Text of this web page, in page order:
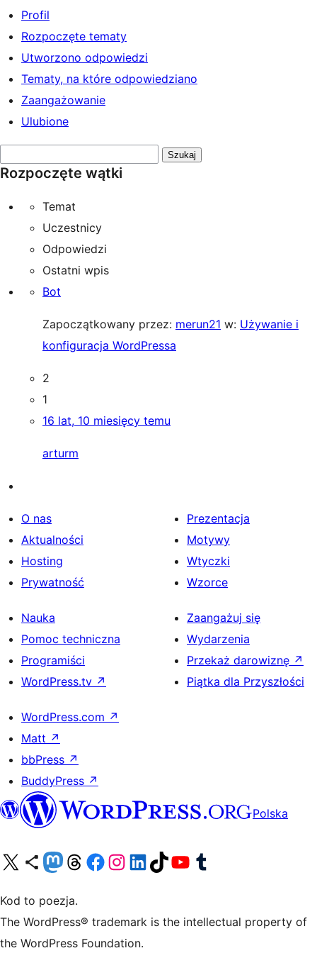
Profil
Rozpoczęte tematy
Utworzono odpowiedzi
Tematy, na które odpowiedziano
Zaangażowanie
Ulubione
tematy:
Rozpoczęte wątki
Temat
Uczestnicy
Odpowiedzi
Ostatni wpis
Bot
Zapoczątkowany przez: merun21 w: Używanie i
konfiguracja WordPressa
2
1
16 lat, 10 miesięcy temu
arturm
O nas
Aktualności
Hosting
Prywatność
Prezentacja
Motywy
Wtyczki
Wzorce
Nauka
Pomoc techniczna
Programiści
WordPress.tv ↗
Zaangażuj się
Wydarzenia
Przekaż darowiznę ↗
Piątka dla Przyszłości
WordPress.com ↗
Matt ↗
bbPress ↗
BuddyPress ↗
Polska
Odwiedź nasze konto X (dawniej Twitter)
Odwiedź nasze konto Bluesky
Odwiedź nasze konto na Mastodoncie
Odwiedź naszego Threadsa
Odwiedź naszego Facebooka
Odwiedź nasze konto na Instagramie
Odwiedź nasze konto na LinkedIn
Odwiedź naszego TikToka
Odwiedź nasz kanał YouTube
Odwiedź naszego Tumblra
Kod to poezja.
The WordPress® trademark is the intellectual property of
the WordPress Foundation.